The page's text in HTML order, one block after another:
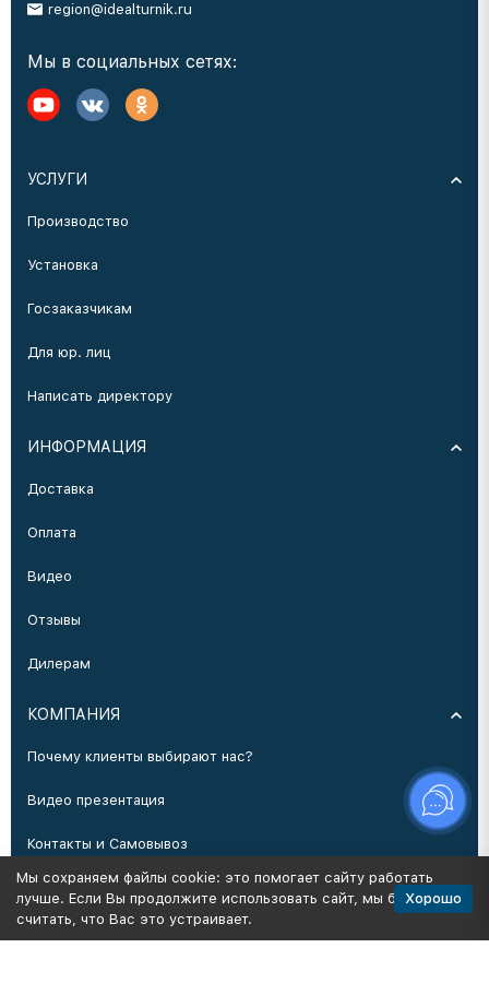
region@idealturnik.ru
Мы в социальных сетях:
УСЛУГИ
Производство
Установка
Госзаказчикам
Для юр. лиц
Написать директору
ИНФОРМАЦИЯ
Доставка
Оплата
Видео
Отзывы
Дилерам
КОМПАНИЯ
Почему клиенты выбирают нас?
Видео презентация
Контакты и Самовывоз
Производство
Мы сохраняем файлы cookie: это помогает сайту работать
лучше. Если Вы продолжите использовать сайт, мы будем
считать, что Вас это устраивает.
Хорошо